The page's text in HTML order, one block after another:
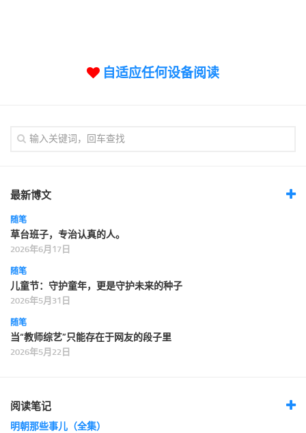
友情链接
自适应任何设备阅读
最新博文
随笔
草台班子，专治认真的人。
2026年6月17日
随笔
儿童节：守护童年，更是守护未来的种子
2026年5月31日
随笔
当“教师综艺”只能存在于网友的段子里
2026年5月22日
阅读笔记
明朝那些事儿（全集）